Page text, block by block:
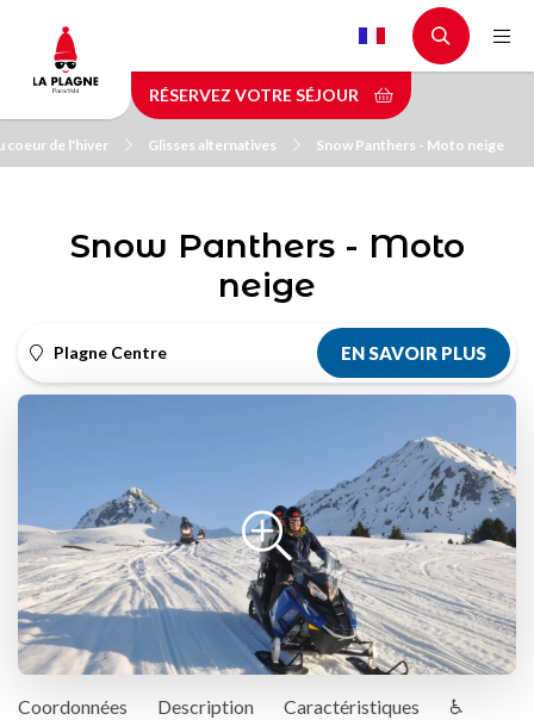
contenu
principal
RÉSERVEZ VOTRE SÉJOUR
coeur de l'hiver Glisses alternatives Snow Panthers - Moto neige
Snow Panthers - Moto
neige
Plagne Centre EN SAVOIR PLUS
Coordonnées Description Caractéristiques
♿